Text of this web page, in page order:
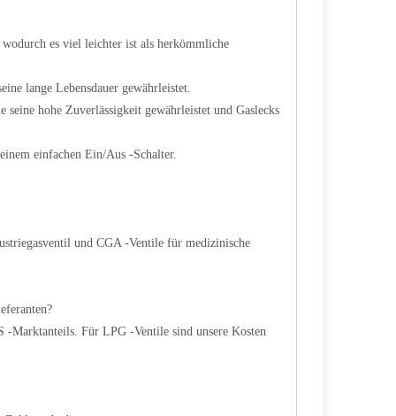
es viel leichter ist als herkömmliche
lange Lebensdauer gewährleistet.
hohe Zuverlässigkeit gewährleistet und Gaslecks
einfachen Ein/Aus -Schalter.
und CGA -Ventile für medizinische
Marktanteils. Für LPG -Ventile sind unsere Kosten